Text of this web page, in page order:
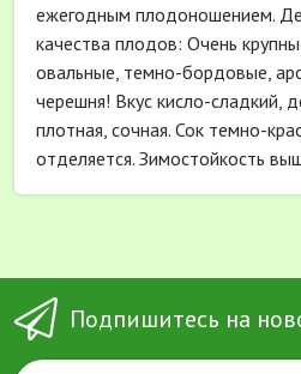
ежегодным плодоношением.
качества плодов: Очень
овальные, темно-бордовые,
черешня! Вкус кисло-сладкий,
плотная, сочная. Сок темно-
отделяется. Зимостойкость
Подпишитесь на